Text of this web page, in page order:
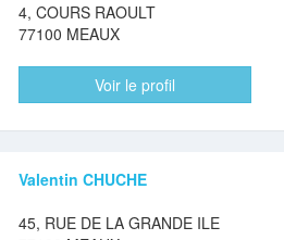
4, COURS RAOULT
77100 MEAUX
Voir le profil
Valentin CHUCHE
45, RUE DE LA GRANDE ILE